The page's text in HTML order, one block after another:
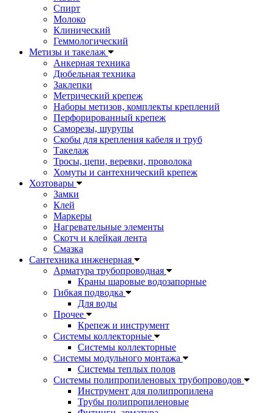
Спирт
Молоко
Клинический
Геммологический
Метизы и такелаж
Анкерная техника
Дюбельная техника
Заклепки
Метрический крепеж
Наборы метизов, комплекты креплений
Перфорированный крепеж
Саморезы, шурупы
Скобы для крепления кабеля и труб
Такелаж
Тросы, цепи, веревки, проволока
Хомуты и сантехнический крепеж
Хозтовары
Замки
Клей
Маркеры
Нагревательные элементы
Скотч и клейкая лента
Смазка
Сантехника инженерная
Арматура трубопроводная
Краны шаровые водозапорные
Гибкая подводка
Для воды
Прочее
Крепеж и инструмент
Системы коллекторные
Системы коллекторные
Системы модульного монтажа
Системы теплых полов
Системы полипропиленовых трубопроводов
Инструмент для полипропилена
Трубы полипропиленовые